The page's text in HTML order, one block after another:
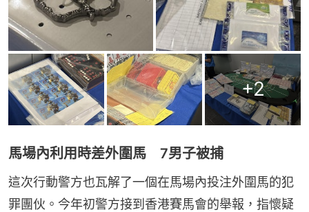
+2
馬場內利用時差外圍馬 7男子被捕
這次行動警方也瓦解了一個在馬場內投注外圍馬的犯
罪團伙。今年初警方接到香港賽馬會的舉報，指懷疑